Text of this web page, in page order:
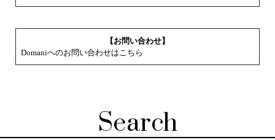
【お問い合わせ】
Domaniへのお問い合わせはこちら
Search